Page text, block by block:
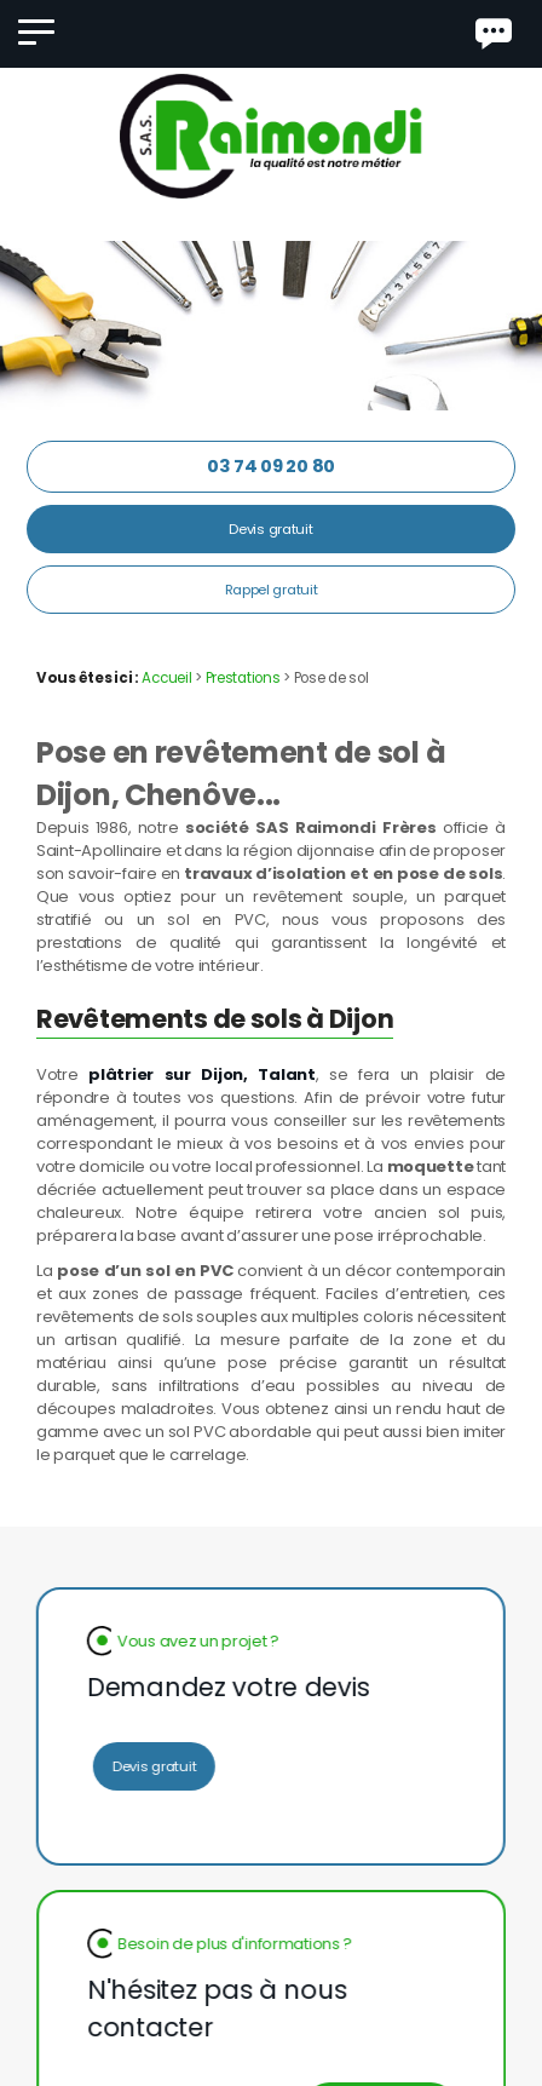
03 74 09 20 80
Devis gratuit
Rappel gratuit
Vous êtes ici : Accueil > Prestations > Pose de sol
Pose en revêtement de sol à
Dijon, Chenôve...
Depuis 1986, notre société SAS Raimondi Frères officie à
Saint-Apollinaire et dans la région dijonnaise afin de proposer
son savoir-faire en travaux d’isolation et en pose de sols.
Que vous optiez pour un revêtement souple, un parquet
stratifié ou un sol en PVC, nous vous proposons des
prestations de qualité qui garantissent la longévité et
l’esthétisme de votre intérieur.
Revêtements de sols à Dijon
Votre plâtrier sur Dijon, Talant, se fera un plaisir de
répondre à toutes vos questions. Afin de prévoir votre futur
aménagement, il pourra vous conseiller sur les revêtements
correspondant le mieux à vos besoins et à vos envies pour
votre domicile ou votre local professionnel. La moquettetant
décriée actuellement peut trouver sa place dans un espace
chaleureux. Notre équipe retirera votre ancien sol puis,
préparera la base avant d’assurer une pose irréprochable.
La pose d’un sol en PVCconvient à un décor contemporain
et aux zones de passage fréquent. Faciles d’entretien, ces
revêtements de sols souples aux multiples coloris nécessitent
un artisan qualifié. La mesure parfaite de la zone et du
matériau ainsi qu’une pose précise garantit un résultat
durable, sans infiltrations d’eau possibles au niveau de
découpes maladroites. Vous obtenez ainsi un rendu haut de
gamme avec un sol PVC abordable qui peut aussi bien imiter
le parquet que le carrelage.
Vous avez un projet ?
Demandez votre devis
Devis gratuit
Besoin de plus d'informations ?
N'hésitez pas à nous
contacter